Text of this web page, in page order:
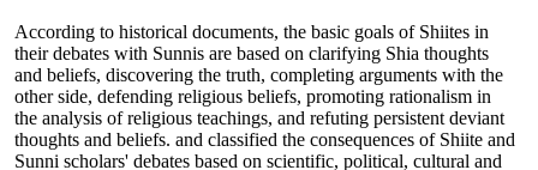
According to historical documents, the basic goals of Shiites in
their debates with Sunnis are based on clarifying Shia thoughts
and beliefs, discovering the truth, completing arguments with the
other side, defending religious beliefs, promoting rationalism in
the analysis of religious teachings, and refuting persistent deviant
thoughts and beliefs. and classified the consequences of Shiite and
Sunni scholars' debates based on scientific, political, cultural and